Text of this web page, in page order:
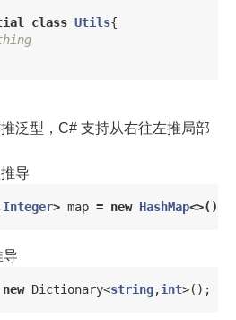
class Utils{
泛型，C# 支持从右往左推局部
导
Integer> map = new HashMap<>();
导
new Dictionary<string,int>();